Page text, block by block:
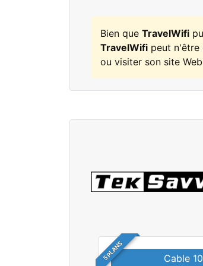
Bien que TravelWifi
TravelWifi peut n'être
ou visiter son site
5 PLANS Cable